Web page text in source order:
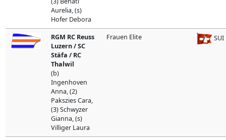
Aurelia, (s)
Hofer Debora
RGM RC Reuss
Luzern / SC
Stäfa / RC
Thalwil
(b)
Ingenhoven
Anna, (2)
Pakszies Cara,
(3) Schwyzer
Gianna, (s)
Villiger Laura
Frauen Elite SUI